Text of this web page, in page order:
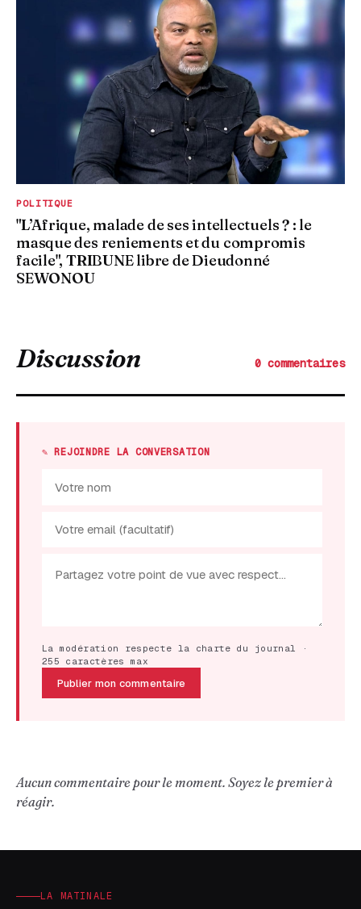
POLITIQUE
"L’Afrique, malade de ses intellectuels ? : le
masque des reniements et du compromis
facile", TRIBUNE libre de Dieudonné
SEWONOU
Discussion 0 commentaires
✎ REJOINDRE LA CONVERSATION
La modération respecte la charte du journal ·
255 caractères max
Publier mon commentaire
Aucun commentaire pour le moment. Soyez le premier à
réagir.
LA MATINALE